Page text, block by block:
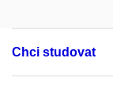
Chci studovat